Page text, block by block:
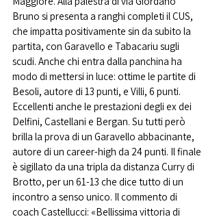
Bruno si presenta a ranghi completi il CUS,
che impatta positivamente sin da subito la
partita, con Garavello e Tabacariu sugli
scudi. Anche chi entra dalla panchina ha
modo di mettersi in luce: ottime le partite di
Besoli, autore di 13 punti, e Villi, 6 punti.
Eccellenti anche le prestazioni degli ex dei
Delfini, Castellani e Bergan. Su tutti però
brilla la prova di un Garavello abbacinante,
autore di un career-high da 24 punti. Il finale
è sigillato da una tripla da distanza Curry di
Brotto, per un 61-13 che dice tutto di un
incontro a senso unico. Il commento di
coach Castellucci: «Bellissima vittoria di